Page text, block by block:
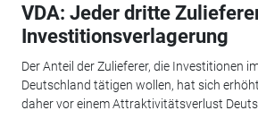
VDA: Jeder dritte
Investitionsverlagerung
Der Anteil der Zulieferer, die Investitionen
Deutschland tätigen wollen, hat sich
daher vor einem Attraktivitätsverlust